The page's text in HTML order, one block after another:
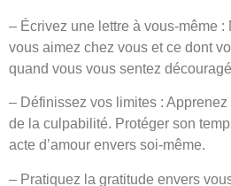
– Écrivez une lettre à vous-même :
vous aimez chez vous et ce dont
quand vous vous sentez
– Définissez vos limites :
de la culpabilité. Protéger son
acte d’amour envers soi-même.
– Pratiquez la gratitude envers